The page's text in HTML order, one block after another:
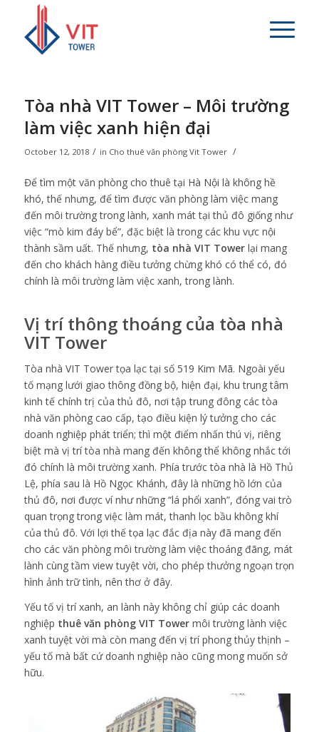
Tòa nhà VIT Tower – Môi trường
làm việc xanh hiện đại
October 12, 2018 / in Cho thuê văn phòng Vit Tower /
Để tìm một văn phòng cho thuê tại Hà Nội là không hề
khó, thế nhưng, để tìm được văn phòng làm việc mang
đến môi trường trong lành, xanh mát tại thủ đô giống như
việc “mò kim đáy bể”, đặc biệt là trong các khu vực nội
thành sầm uất. Thế nhưng, tòa nhà VIT Towerlại mang
đến cho khách hàng điều tưởng chừng khó có thể có, đó
chính là môi trường làm việc xanh, trong lành.
Vị trí thông thoáng của tòa nhà
VIT Tower
Tòa nhà VIT Tower tọa lạc tại số 519 Kim Mã. Ngoài yếu
tố mạng lưới giao thông đồng bộ, hiện đại, khu trung tâm
kinh tế chính trị của thủ đô, nơi tập trung đông các tòa
nhà văn phòng cao cấp, tạo điều kiện lý tưởng cho các
doanh nghiệp phát triển; thì một điểm nhấn thú vị, riêng
biệt mà vị trí tòa nhà mang đến không thể không nhắc tới
đó chính là môi trường xanh. Phía trước tòa nhà là Hồ Thủ
Lệ, phía sau là Hồ Ngọc Khánh, đây là những hồ lớn của
thủ đô, nơi được ví như những “lá phổi xanh”, đóng vai trò
quan trọng trong việc làm mát, thanh lọc bầu không khí
của thủ đô. Với lợi thế tọa lạc đắc địa này đã mang đến
cho các văn phòng môi trường làm việc thoáng đãng, mát
lành cùng tầm view tuyệt vời, cho phép thưởng ngoạn trọn
hình ảnh trữ tình, nên thơ ở đây.
Yếu tố vị trí xanh, an lành này không chỉ giúp các doanh
nghiệp thuê văn phòng VIT Towermôi trường lành việc
xanh tuyệt vời mà còn mang đến vị trí phong thủy thịnh –
yếu tố mà bất cứ doanh nghiệp nào cũng mong muốn sở
hữu.